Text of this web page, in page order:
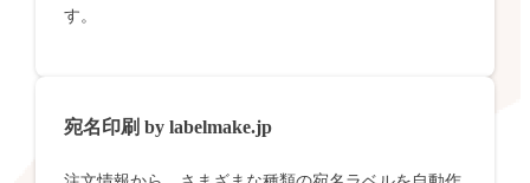
す。
宛名印刷 by labelmake.jp